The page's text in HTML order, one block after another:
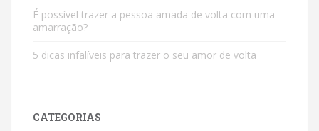
É possível trazer a pessoa amada de volta com uma
amarração?
5 dicas infalíveis para trazer o seu amor de volta
CATEGORIAS